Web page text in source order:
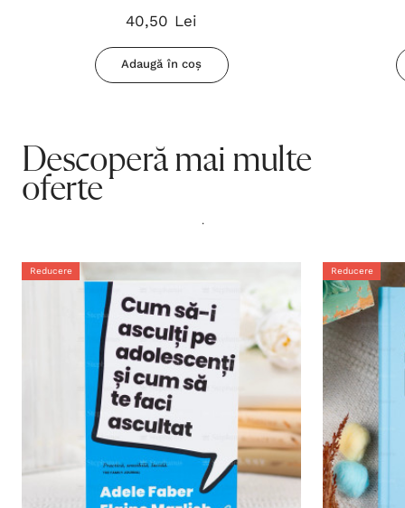
40,50 Lei
Adaugă în coș
Descoperă mai multe
oferte
.
Reducere Reducere